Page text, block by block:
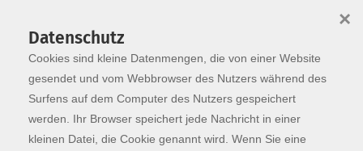
Skip to main content
You are here:
Programm
Der Kurs konnte nicht gefunden werden.
Datenschutz
Cookies sind kleine Datenmengen, die von einer Website
gesendet und vom Webbrowser des Nutzers während des
Surfens auf dem Computer des Nutzers gespeichert
werden. Ihr Browser speichert jede Nachricht in einer
kleinen Datei, die Cookie genannt wird. Wenn Sie eine
×